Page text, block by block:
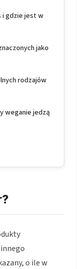
i gdzie jest w
jako
rodzajów
weganie jedzą
o ile w